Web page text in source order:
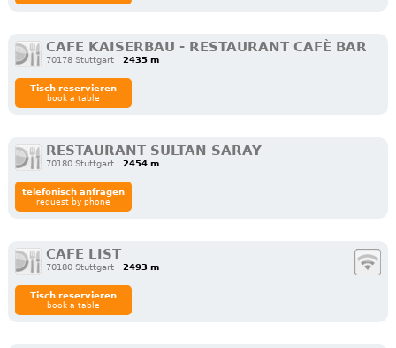
CAFE KAISERBAU - RESTAURANT CAFÈ BAR
70178 Stuttgart 2435 m
Tisch reservieren
book a table
RESTAURANT SULTAN SARAY
70180 Stuttgart 2454 m
telefonisch anfragen
request by phone
CAFE LIST
70180 Stuttgart 2493 m
Tisch reservieren
book a table